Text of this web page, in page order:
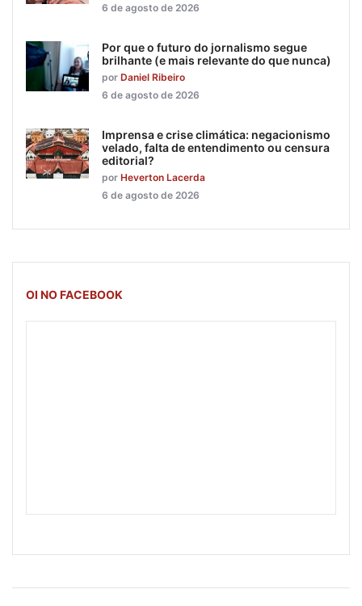
6 de agosto de 2026
Por que o futuro do jornalismo segue
brilhante (e mais relevante do que nunca)
por Daniel Ribeiro
6 de agosto de 2026
Imprensa e crise climática: negacionismo
velado, falta de entendimento ou censura
editorial?
por Heverton Lacerda
6 de agosto de 2026
OI NO FACEBOOK